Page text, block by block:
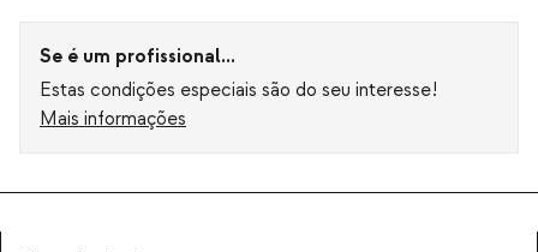
Se é um profissional...
Estas condições especiais são do seu interesse!
Mais informações